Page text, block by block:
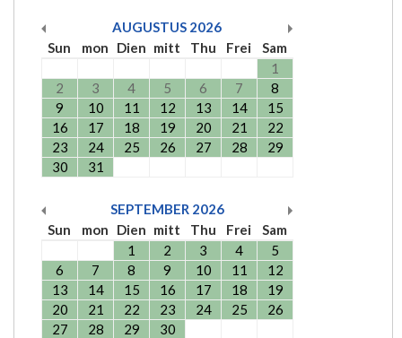
AUGUSTUS 2026
Sun
mon Dien mitt Thu Frei
Sam
1
2
3 4 5 6 7
8
9
10 11 12 13 14
15
16
17 18 19 20 21
22
23
24 25 26 27 28
29
30
31
SEPTEMBER 2026
Sun
mon Dien mitt Thu Frei
Sam
1
2 3 4
5
6
7 8 9 10 11
12
13
14 15 16 17 18
19
20
21 22 23 24 25
26
27
28 29 30